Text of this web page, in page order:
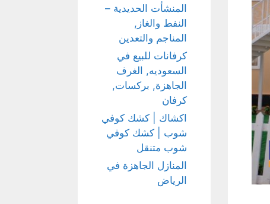
المنشأت الحديدية –
النفط والغاز,
المناجم والتعدين
كرفانات للبيع في
السعوديه, الغرف
الجاهزة, بركسات,
كرفان
اكشاك | كشك كوفي
شوب | كشك كوفي
شوب متنقل
المنازل الجاهزة في
الرياض